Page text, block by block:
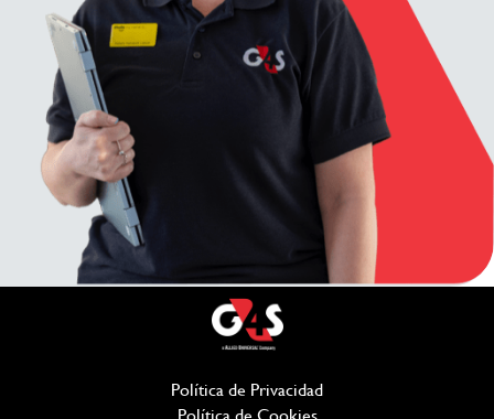
Política de Privacidad